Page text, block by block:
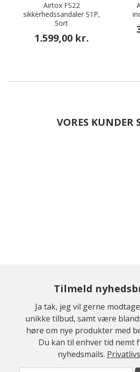
Airtox FS22
sikkerhedssandaler S1P,
Sort
1.599,00 kr.
VORES KUNDER
Tilmeld
Ja tak, jeg vil gerne
unikke tilbud, samt være
høre om nye produkter med
Du kan til enhver tid nemt
nyhedsmails.